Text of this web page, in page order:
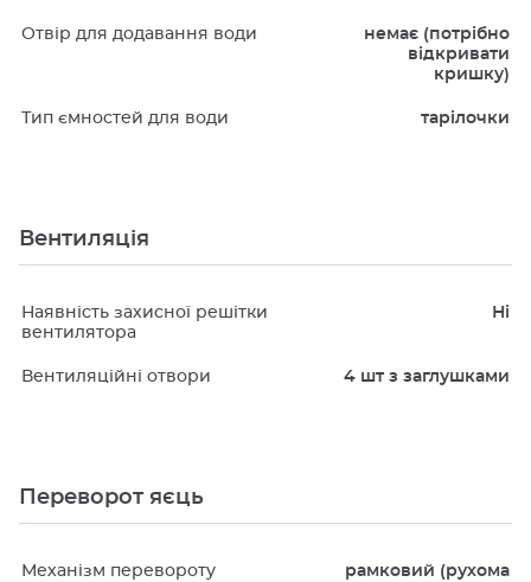
Отвір для додавання води
немає (потрібно
відкривати
кришку)
Тип ємностей для води тарілочки
Вентиляція
Наявність захисної решітки
вентилятора
Ні
Вентиляційні отвори 4 шт з заглушками
Переворот яєць
Механізм перевороту
рамковий (рухома